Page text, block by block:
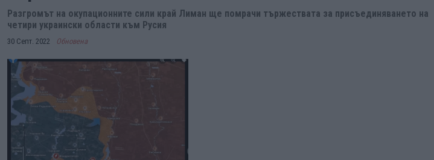
Разгромът на окупационните сили край Лиман ще помрачи тържествата за присъединяването на
четири украински области към Русия
30 Септ. 2022 Обновена